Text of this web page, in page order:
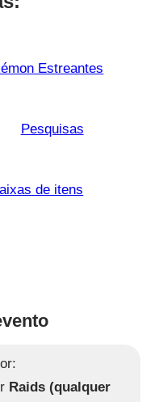
Estreantes
Pesquisas
de itens
Raids (qualquer